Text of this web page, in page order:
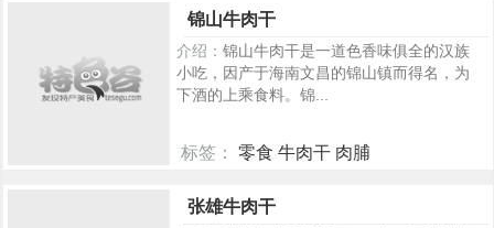
锦山牛肉干
介绍： 锦山牛肉干是一道色香味俱全的汉族
小吃，因产于海南文昌的锦山镇而得名，为
下酒的上乘食料。锦...
标签： 零食 牛肉干 肉脯
张雄牛肉干